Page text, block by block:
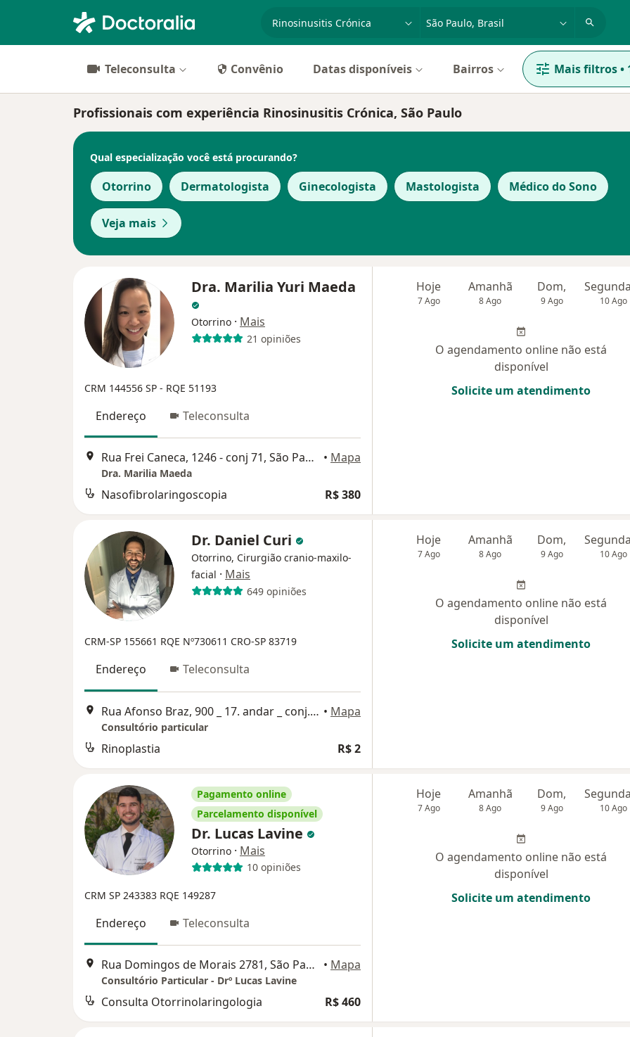
especialidade, doença ou nome
Teleconsulta Convênio Datas disponíveis Bairros Mais filtros•
Profissionais com experiência Rinosinusitis Crónica, São Paulo
Qual especialização você está procurando?
Otorrino Dermatologista Ginecologista Mastologista Médico do Sono
Veja mais
Dra. Marilia Yuri Maeda
Otorrino · Mais
21 opiniões
CRM 144556 SP - RQE 51193
Endereço Teleconsulta
Rua Frei Caneca, 1246 - conj 71, São Paulo • Mapa
Dra. Marilia Maeda
Nasofibrolaringoscopia R$ 380
Hoje
7 Ago
Amanhã
8 Ago
Dom,
9 Ago 10 Ago
O agendamento online não está
disponível
Solicite um atendimento
Dr. Daniel Curi
Otorrino, Cirurgião cranio-maxilo-
facial · Mais
649 opiniões
CRM-SP 155661 RQE Nº730611 CRO-SP 83719
Endereço Teleconsulta
Rua Afonso Braz, 900 _ 17. andar _ conj. 171-173 -, São Paulo • Mapa
Consultório particular
Rinoplastia R$ 2
Hoje
7 Ago
Amanhã
8 Ago
Dom,
9 Ago 10 Ago
O agendamento online não está
disponível
Solicite um atendimento
Pagamento online
Parcelamento disponível
Dr. Lucas Lavine
Otorrino · Mais
10 opiniões
CRM SP 243383 RQE 149287
Endereço Teleconsulta
Rua Domingos de Morais 2781, São Paulo • Mapa
Consultório Particular - Drº Lucas Lavine
Consulta Otorrinolaringologia R$ 460
Hoje
7 Ago
Amanhã
8 Ago
Dom,
9 Ago 10 Ago
O agendamento online não está
disponível
Solicite um atendimento